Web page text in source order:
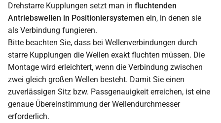
Drehstarre Kupplungen setzt man in fluchtenden
Antriebswellen in Positioniersystemen ein, in denen sie
als Verbindung fungieren.
Bitte beachten Sie, dass bei Wellenverbindungen durch
starre Kupplungen die Wellen exakt fluchten müssen. Die
Montage wird erleichtert, wenn die Verbindung zwischen
zwei gleich großen Wellen besteht. Damit Sie einen
zuverlässigen Sitz bzw. Passgenauigkeit erreichen, ist eine
genaue Übereinstimmung der Wellendurchmesser
erforderlich.